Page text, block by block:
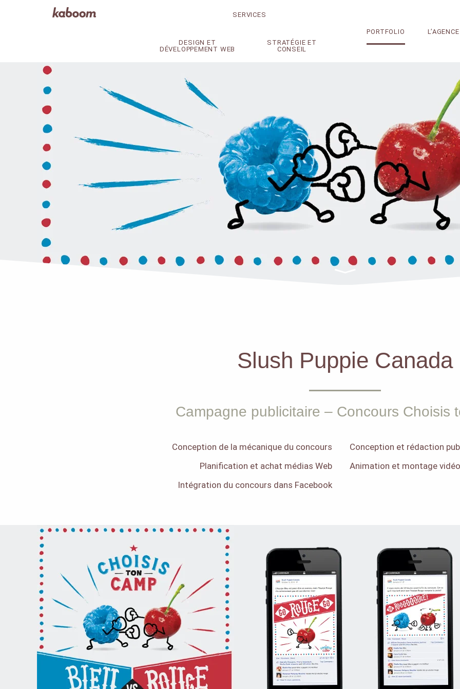
SERVICES
DESIGN ET
DÉVELOPPEMENT WEB
STRATÉGIE ET
CONSEIL
PORTFOLIO L’AGENCE
Slush Puppie Canada
Campagne publicitaire – Concours Choisis
Conception de la mécanique du concours
Conception et rédaction
Planification et achat médias Web
Animation et montage vidéo
Intégration du concours dans Facebook